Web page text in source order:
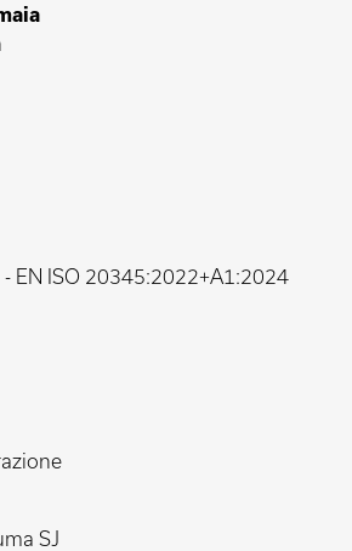
- EN ISO 20345:2022+A1:2024
SJ